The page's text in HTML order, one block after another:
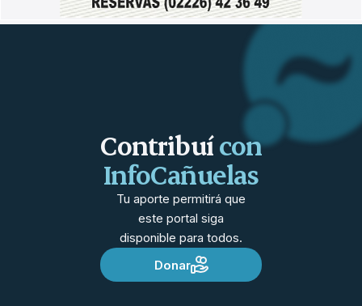
Contribuícon
InfoCañuelas
Tu aporte permitirá que
este portal siga
disponible para todos.
Donar